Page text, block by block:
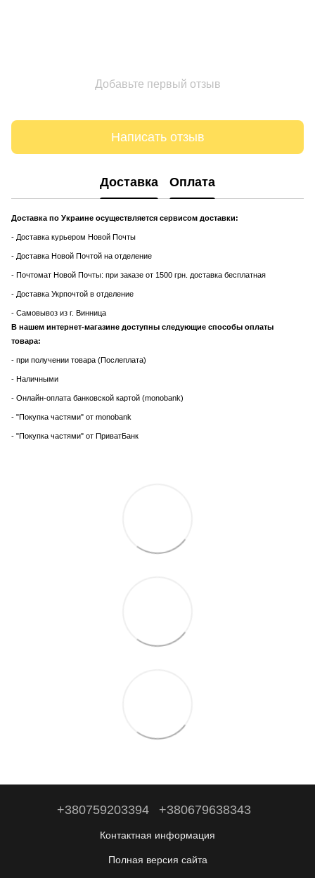
Добавьте первый отзыв
Написать отзыв
Доставка Оплата
Доставка по Украине осуществляется сервисом доставки:
- Доставка курьером Новой Почты
- Доставка Новой Почтой на отделение
- Почтомат Новой Почты: при заказе от 1500 грн. доставка бесплатная
- Доставка Укрпочтой в отделение
- Самовывоз из г. Винница
В нашем интернет-магазине доступны следующие способы оплаты
товара:
- при получении товара (Послеплата)
- Наличными
- Онлайн-оплата банковской картой (monobank)
- "Покупка частями" от monobank
- "Покупка частями" от ПриватБанк
+380759203394 +380679638343
Контактная информация
Полная версия сайта